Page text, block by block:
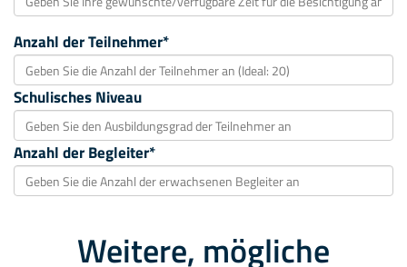
Anzahl der Teilnehmer*
Schulisches Niveau
Anzahl der Begleiter*
Weitere, mögliche